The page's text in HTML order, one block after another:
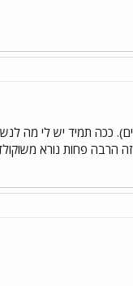
ככה תמיד יש לי מה
הרבה פחות נורא